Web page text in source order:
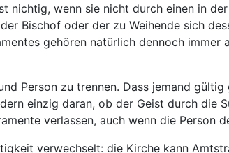
nichtig, wenn sie nicht durch einen in
Bischof oder der zu Weihende sich
gehören natürlich dennoch
Person zu trennen. Dass jemand
einzig daran, ob der Geist durch die
verlassen, auch wenn die Person
verwechselt: die Kirche kann